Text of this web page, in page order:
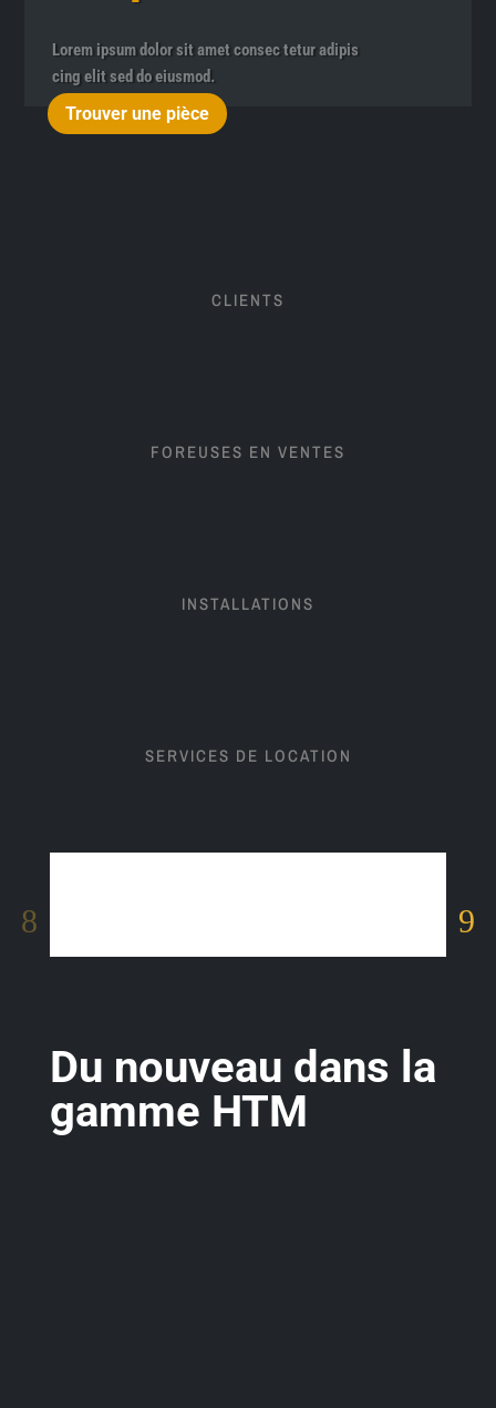
Lorem ipsum dolor sit amet consec tetur adipis
cing elit sed do eiusmod.
Trouver une pièce
CLIENTS
FOREUSES EN VENTES
INSTALLATIONS
SERVICES DE LOCATION
Du nouveau dans la
gamme HTM